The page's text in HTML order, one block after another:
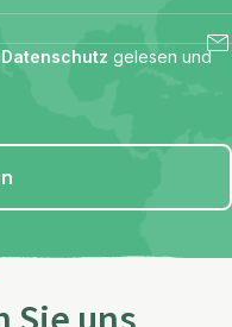
Datenschutz gelesen und